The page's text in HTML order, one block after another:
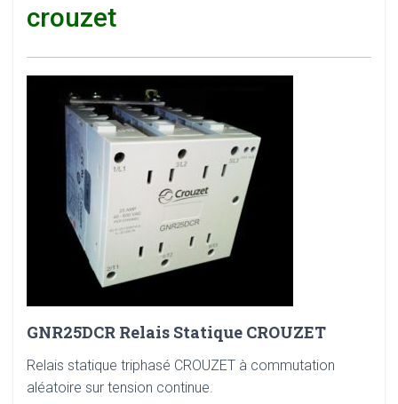
crouzet
GNR25DCR Relais Statique CROUZET
Relais statique triphasé CROUZET à commutation
aléatoire sur tension continue.